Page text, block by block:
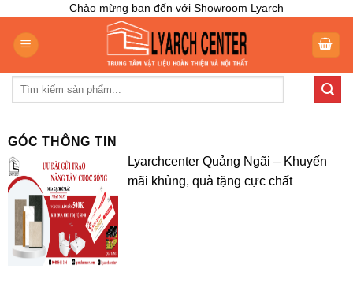
content
Chào mừng bạn đến với Showroom Lyarch
Tìm
GÓC THÔNG TIN
Lyarchcenter Quảng Ngãi – Khuyến
mãi khủng, quà tặng cực chất